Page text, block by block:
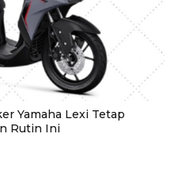
Yamaha Lexi Tetap
Rutin Ini